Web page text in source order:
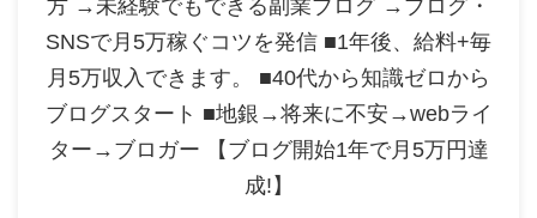
方 →未経験でもできる副業ブログ →ブログ・
SNSで月5万稼ぐコツを発信 ■1年後、給料+毎
月5万収入できます。 ■40代から知識ゼロから
ブログスタート ■地銀→将来に不安→webライ
ター→ブロガー 【ブログ開始1年で月5万円達
成!】